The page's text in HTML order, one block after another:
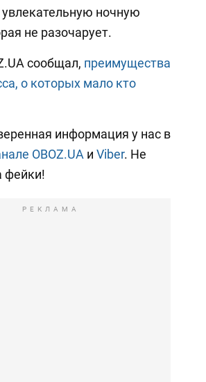
увлекательную ночную
не разочарует.
сообщал, преимущества
о которых мало кто
информация у нас в
OBOZ.UA и Viber. Не
фейки!
РЕКЛАМА